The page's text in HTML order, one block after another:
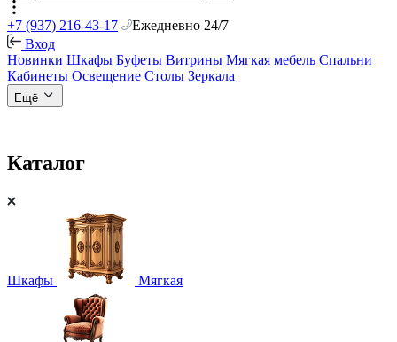
+7 (937) 216-43-17
Ежедневно 24/7
Вход
Новинки Шкафы Буфеты Витрины Мягкая мебель Спальни
Кабинеты Освещение Столы Зеркала
Ещё
Каталог
Шкафы Мягкая